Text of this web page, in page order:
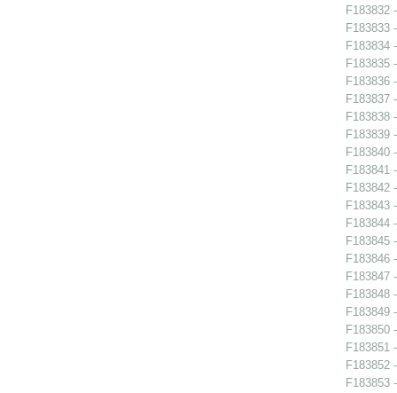
F183832
F183833
F183834
F183835
F183836
F183837
F183838
F183839
F183840
F183841
F183842
F183843
F183844
F183845
F183846
F183847
F183848
F183849
F183850
F183851
F183852
F183853